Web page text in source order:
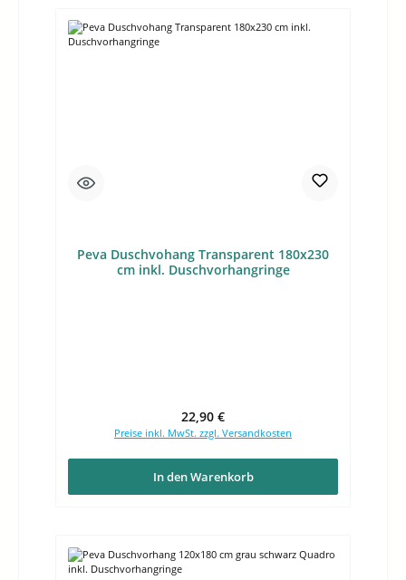
Peva Duschvohang Transparent 180x230
cm inkl. Duschvorhangringe
Regulärer Preis:
22,90 €
Preise inkl. MwSt. zzgl. Versandkosten
In den Warenkorb